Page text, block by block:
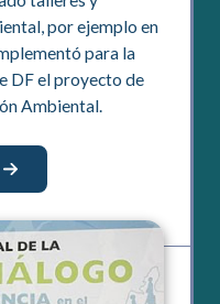
por ejemplo en
para la
DF el proyecto de
Ambiental.